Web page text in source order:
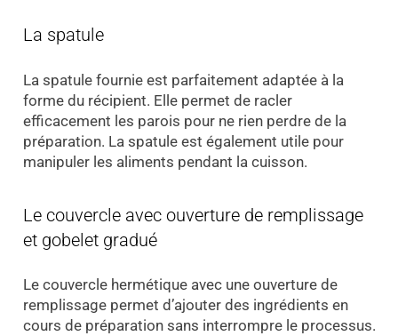
La spatule
La spatule fournie est parfaitement adaptée à la
forme du récipient. Elle permet de racler
efficacement les parois pour ne rien perdre de la
préparation. La spatule est également utile pour
manipuler les aliments pendant la cuisson.
Le couvercle avec ouverture de remplissage
et gobelet gradué
Le couvercle hermétique avec une ouverture de
remplissage permet d’ajouter des ingrédients en
cours de préparation sans interrompre le processus.